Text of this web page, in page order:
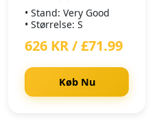
• Stand: Very Good
• Størrelse: S
626 KR / £71.99
Køb Nu